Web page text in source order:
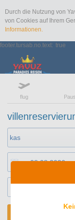
Durch die Nutzung von
von Cookies auf Ihrem
Informationen.
footer.tursab.no.text: true
flug